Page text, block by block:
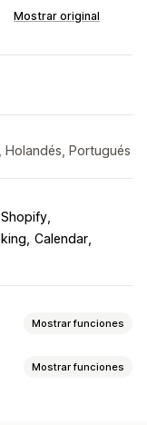
Mostrar original
Holandés, Portugués
Calendar
Mostrar funciones
Mostrar funciones